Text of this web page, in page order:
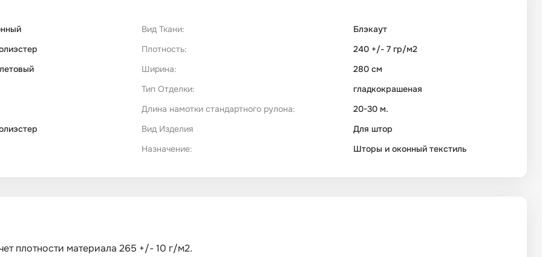
Вид Ткани:
Блэкаут
Плотность:
240 +/- 7 гр/м2
Ширина:
280 см
Тип Отделки:
гладкокрашеная
Длина намотки стандартного рулона:
20-30 м.
Вид Изделия
Для штор
Назначение:
Шторы и оконный текстиль
плотности материала 265 +/- 10 г/м2.